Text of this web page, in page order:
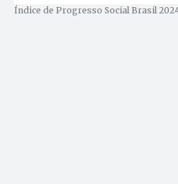
Índice de Progresso Social Brasil